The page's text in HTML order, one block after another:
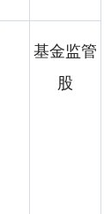
基金监管
股